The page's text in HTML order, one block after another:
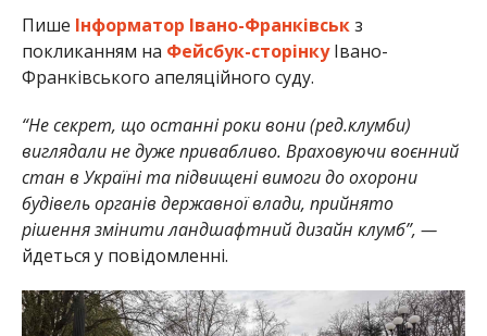
Пише Інформатор Івано-Франківськз
покликанням на Фейсбук-сторінкуІвано-
Франківського апеляційного суду.
“Не секрет, що останні роки вони (ред.клумби)
виглядали не дуже привабливо. Враховуючи воєнний
стан в Україні та підвищені вимоги до охорони
будівель органів державної влади, прийнято
рішення змінити ландшафтний дизайн клумб”, —
йдеться у повідомленні.